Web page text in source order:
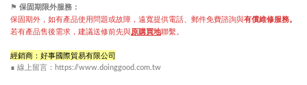
⚑ 保固期限外服務：
保固期外，如有產品使用問題或故障，遠寬提供電話、郵件免費諮詢與有償維修服務。
若有產品售後需求，建議送修前先與原購買地聯繫。
經銷商：好事國際貿易有限公司
∎ 線上留言：https://www.doinggood.com.tw